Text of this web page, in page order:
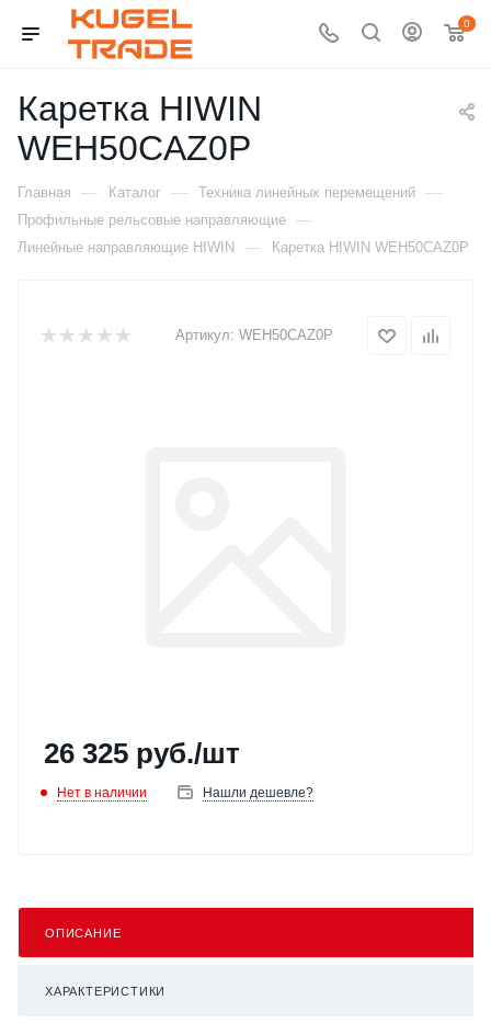
0
Каретка HIWIN
WEH50CAZ0P
Главная — Каталог — Техника линейных перемещений —
Профильные рельсовые направляющие —
Линейные направляющие HIWIN — Каретка HIWIN WEH50CAZ0P
Артикул: WEH50CAZ0P
26 325 руб./шт
Нет в наличии Нашли дешевле?
ОПИСАНИЕ
ХАРАКТЕРИСТИКИ